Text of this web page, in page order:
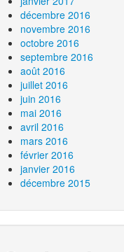
décembre 2016
novembre 2016
octobre 2016
septembre 2016
août 2016
juillet 2016
juin 2016
mai 2016
avril 2016
mars 2016
février 2016
janvier 2016
décembre 2015